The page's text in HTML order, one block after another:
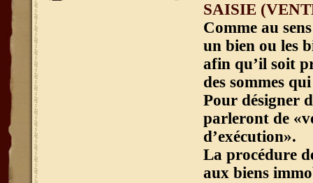
SAISIE
Comme au
un bien ou les
afin qu’il soit
des sommes
Pour désigner
parleront de
d’exécution».
La procédure
aux biens